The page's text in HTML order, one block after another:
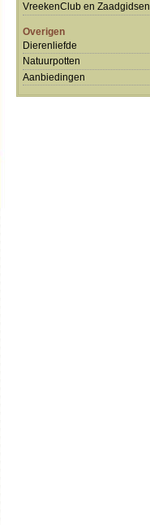
VreekenClub en Zaadgidsen
Overigen
Dierenliefde
Natuurpotten
Aanbiedingen